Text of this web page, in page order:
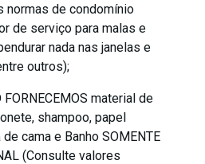
normas de condomínio
de serviço para malas e
nada nas janelas e
outros);
material de
shampoo, papel
cama e Banho SOMENTE
(Consulte valores